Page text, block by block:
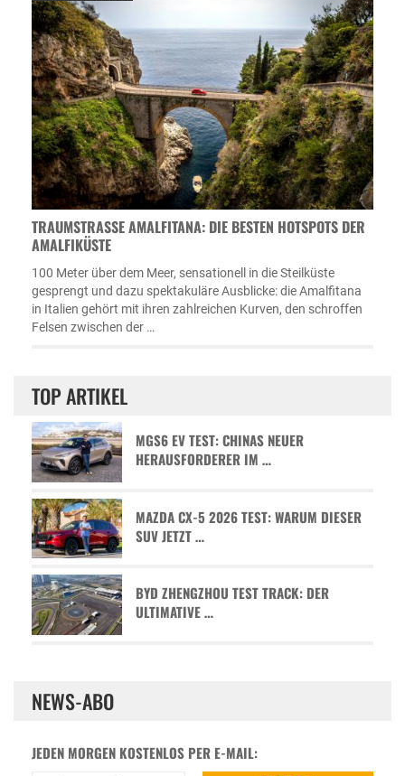
TRAUMSTRASSE AMALFITANA: DIE BESTEN HOTSPOTS DER A
MALFIKÜSTE
100 Meter über dem Meer, sensationell in die Steilküste
gesprengt und dazu spektakuläre Ausblicke: die Amalfitana
in Italien gehört mit ihren zahlreichen Kurven, den schroffen
Felsen zwischen der …
TOP ARTIKEL
MGS6 EV TEST: CHINAS NEUER
HERAUSFORDERER IM …
MAZDA CX-5 2026 TEST: WARUM DIESER
SUV JETZT …
BYD ZHENGZHOU TEST TRACK: DER
ULTIMATIVE …
NEWS-ABO
JEDEN MORGEN KOSTENLOS PER E-MAIL: